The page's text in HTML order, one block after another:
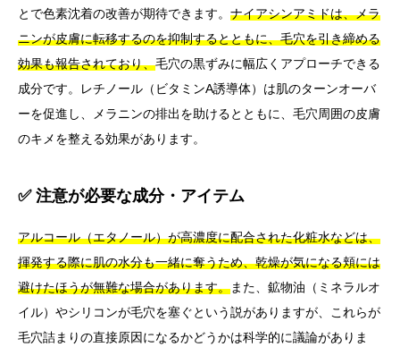
とで色素沈着の改善が期待できます。 ナイアシンアミドは、メラ
ニンが皮膚に転移するのを抑制するとともに、毛穴を引き締める
効果も報告されており、毛穴の黒ずみに幅広くアプローチできる
成分です。レチノール（ビタミンA誘導体）は肌のターンオーバ
ーを促進し、メラニンの排出を助けるとともに、毛穴周囲の皮膚
のキメを整える効果があります。
✅ 注意が必要な成分・アイテム
アルコール（エタノール）が高濃度に配合された化粧水などは、
揮発する際に肌の水分も一緒に奪うため、乾燥が気になる頬には
避けたほうが無難な場合があります。また、鉱物油（ミネラルオ
イル）やシリコンが毛穴を塞ぐという説がありますが、これらが
毛穴詰まりの直接原因になるかどうかは科学的に議論がありま